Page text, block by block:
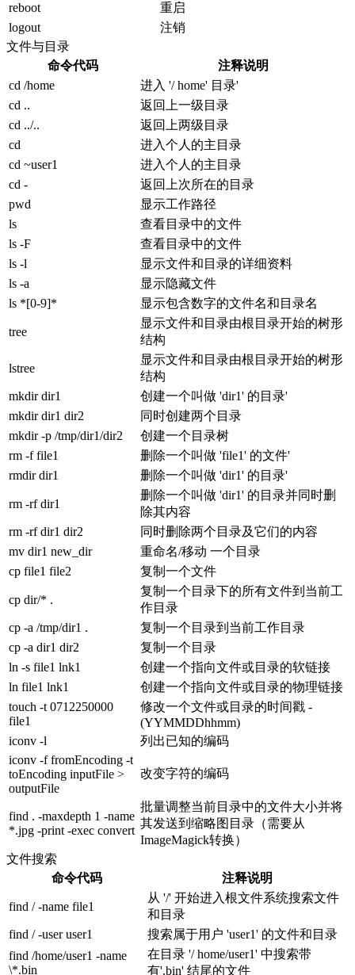
reboot
重启
logout
注销
文件与目录
命令代码
注释说明
cd /home
进入 '/ home' 目录'
cd ..
返回上一级目录
cd ../..
返回上两级目录
cd
进入个人的主目录
cd ~user1
进入个人的主目录
cd -
返回上次所在的目录
pwd
显示工作路径
ls
查看目录中的文件
ls -F
查看目录中的文件
ls -l
显示文件和目录的详细资料
ls -a
显示隐藏文件
ls *[0-9]*
显示包含数字的文件名和目录名
tree
显示文件和目录由根目录开始的树形
结构
lstree
显示文件和目录由根目录开始的树形
结构
mkdir dir1
创建一个叫做 'dir1' 的目录'
mkdir dir1 dir2
同时创建两个目录
mkdir -p /tmp/dir1/dir2
创建一个目录树
rm -f file1
删除一个叫做 'file1' 的文件'
rmdir dir1
删除一个叫做 'dir1' 的目录'
rm -rf dir1
删除一个叫做 'dir1' 的目录并同时删
除其内容
rm -rf dir1 dir2
同时删除两个目录及它们的内容
mv dir1 new_dir
重命名/移动 一个目录
cp file1 file2
复制一个文件
cp dir/* .
复制一个目录下的所有文件到当前工
作目录
cp -a /tmp/dir1 .
复制一个目录到当前工作目录
cp -a dir1 dir2
复制一个目录
ln -s file1 lnk1
创建一个指向文件或目录的软链接
ln file1 lnk1
创建一个指向文件或目录的物理链接
touch -t 0712250000
file1
修改一个文件或目录的时间戳 -
(YYMMDDhhmm)
iconv -l
列出已知的编码
iconv -f fromEncoding -t
toEncoding inputFile >
outputFile
改变字符的编码
find . -maxdepth 1 -name
*.jpg -print -exec convert
批量调整当前目录中的文件大小并将
其发送到缩略图目录（需要从
ImageMagick转换）
文件搜索
命令代码
注释说明
find / -name file1
从 '/' 开始进入根文件系统搜索文件
和目录
find / -user user1
搜索属于用户 'user1' 的文件和目录
find /home/user1 -name
\*.bin
在目录 '/ home/user1' 中搜索带
有'.bin' 结尾的文件